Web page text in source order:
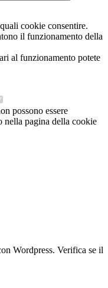
cookie consentire.
il funzionamento della
al funzionamento potete
possono essere
nella pagina della cookie
Wordpress. Verifica se il